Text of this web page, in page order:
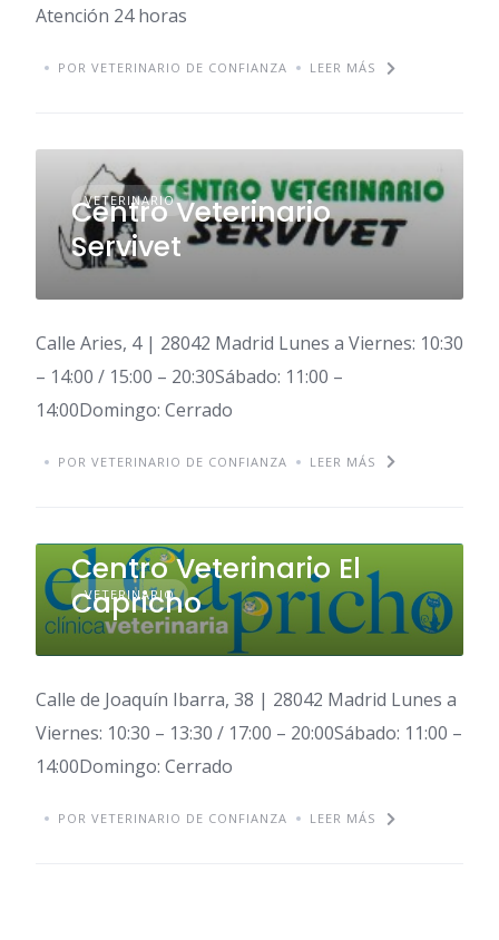
Atención 24 horas
POR VETERINARIO DE CONFIANZA LEER MÁS
VETERINARIO
Centro Veterinario
Servivet
Calle Aries, 4 | 28042 Madrid Lunes a Viernes: 10:30
– 14:00 / 15:00 – 20:30Sábado: 11:00 –
14:00Domingo: Cerrado
POR VETERINARIO DE CONFIANZA LEER MÁS
VETERINARIO
Centro Veterinario El
Capricho
Calle de Joaquín Ibarra, 38 | 28042 Madrid Lunes a
Viernes: 10:30 – 13:30 / 17:00 – 20:00Sábado: 11:00 –
14:00Domingo: Cerrado
POR VETERINARIO DE CONFIANZA LEER MÁS